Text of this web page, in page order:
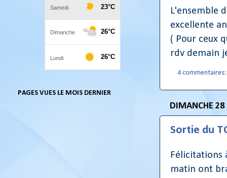
L'ensemble
excellente
( Pour ceux
rdv demain
4
DIMANCHE 28
Sortie du
Félicitations
matin ont
PAGES VUES LE MOIS DERNIER